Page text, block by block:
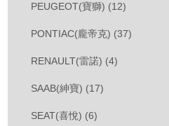
PEUGEOT(寶獅) (12)
PONTIAC(龐帝克) (37)
RENAULT(雷諾) (4)
SAAB(紳寶) (17)
SEAT(喜悅) (6)